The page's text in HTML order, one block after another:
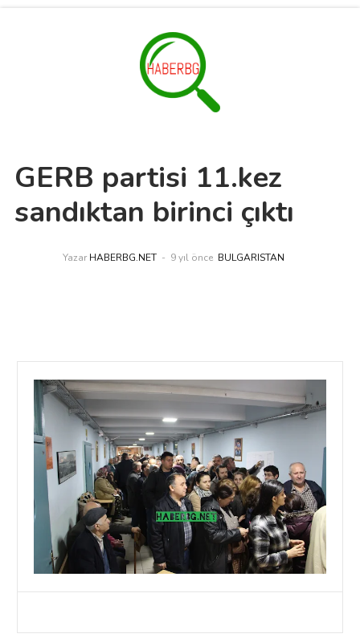
GERB partisi 11.kez
sandıktan birinci çıktı
Yazar HABERBG.NET 9 yıl önce BULGARISTAN